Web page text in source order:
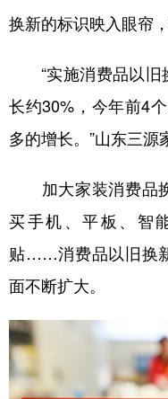
换新的标识映入眼帘
“实施消费品以旧
长约30%，今年前4
多的增长。”山东三源
加大家装消费品换
买手机、平板、智
贴……消费品以旧换
面不断扩大。